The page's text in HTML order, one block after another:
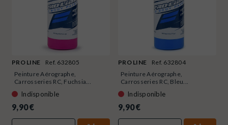
PRO LINE
Ref. 632805
Peinture Aérographe,
Carrosseries RC, Fuchsia...
Indisponible
9,90 €
PRO LINE
Ref. 632804
Peinture Aérographe,
Carrosseries RC, Bleu...
Indisponible
9,90 €